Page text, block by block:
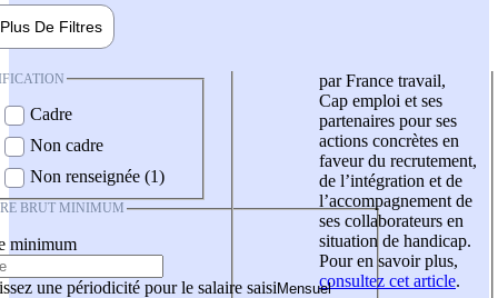
Plus De Filtres
Cadre
Non cadre
Non renseignée (1)
BRUT MINIMUM
minimum
une périodicité pour le salaire saisi
par France travail,
Cap emploi et ses
partenaires pour ses
actions concrètes en
faveur du recrutement,
de l’intégration et de
l’accompagnement de
ses collaborateurs en
situation de handicap.
Pour en savoir plus,
consultez cet article.